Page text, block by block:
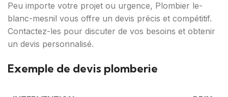
Peu importe votre projet ou urgence, Plombier le-
blanc-mesnil vous offre un devis précis et compétitif.
Contactez-les pour discuter de vos besoins et obtenir
un devis personnalisé.
Exemple de devis plomberie